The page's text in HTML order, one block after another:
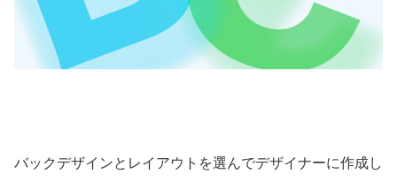
バックデザインとレイアウトを選んでデザイナーに作成し